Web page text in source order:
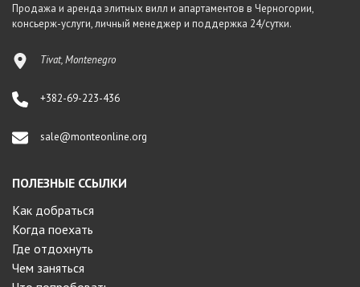
Продажа и аренда элитных вилл и апартаментов в Черногории,
консьерж-услуги, личный менеджер и поддержка 24/сутки.
Tivat, Montenegro
+382-69-223-436
sale@monteonline.org
ПОЛЕЗНЫЕ ССЫЛКИ
Как добраться
Когда поехать
Где отдохнуть
Чем заняться